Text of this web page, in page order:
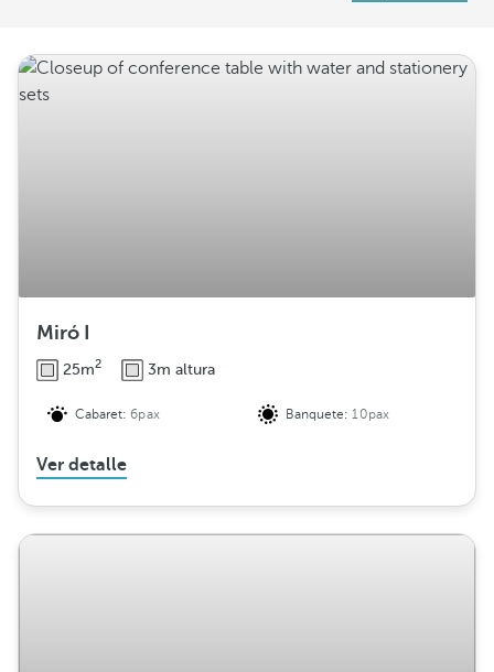
r
i
Miró I
25m2 3m altura
Cabaret:6pax Banquete:10pax
Ver detalle